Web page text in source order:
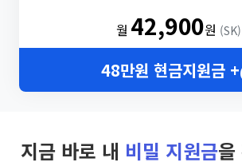
월 42,900원 (SK)
48만원 현금지원금
지금 바로 내 비밀 지원금을